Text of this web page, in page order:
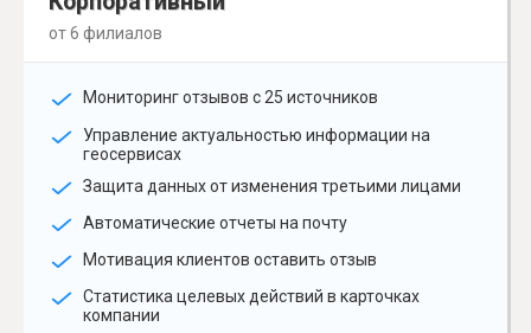
от 6 филиалов
Мониторинг отзывов с 25 источников
Управление актуальностью информации на
геосервисах
Защита данных от изменения третьими лицами
Автоматические отчеты на почту
Мотивация клиентов оставить отзыв
Статистика целевых действий в карточках
компании